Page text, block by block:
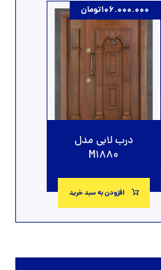
درب لابی مدل
M1880
106.000.000تومان
افزودن به سبد خرید